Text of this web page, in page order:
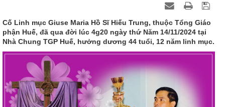
Cố Linh mục Giuse Maria Hồ Sĩ Hiếu Trung, thuộc Tổng Giáo
phận Huế, đã qua đời lúc 4g20 ngày thứ Năm 14/11/2024 tại
Nhà Chung TGP Huế, hưởng dương 44 tuổi, 12 năm linh mục.